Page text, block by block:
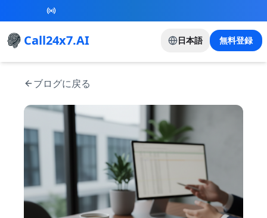
New Referral Program - Join now and grow with
us!
Call24x7.AI 日本語 無料登録
ブログに戻る